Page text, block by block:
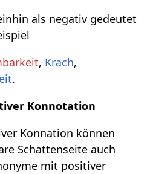
als negativ gedeutet
, Krach,
.
Konnotation
Konnation können
Schattenseite auch
mit positiver